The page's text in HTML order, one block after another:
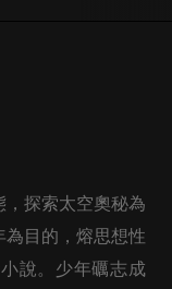
，探索太空奧秘為
為目的，熔思想性
說。少年礪志成